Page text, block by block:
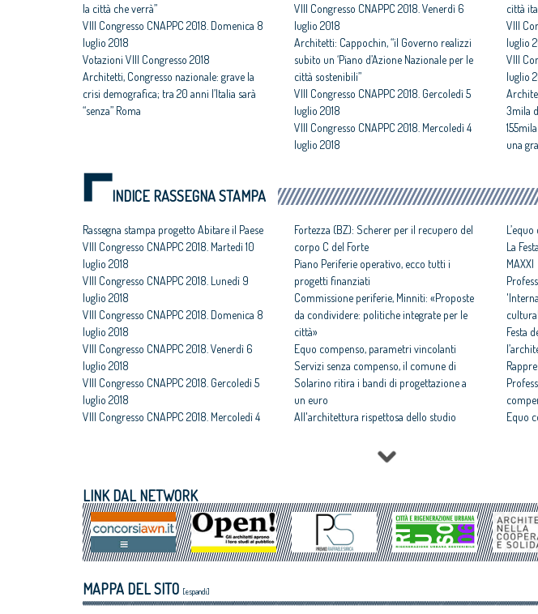
la città che verrà”
VIII Congresso CNAPPC 2018. Domenica 8
luglio 2018
Votazioni VIII Congresso 2018
Architetti, Congresso nazionale: grave la
crisi demografica; tra 20 anni l’Italia sarà
“senza” Roma
VIII Congresso CNAPPC 2018. Venerdì 6
luglio 2018
Architetti: Cappochin, “il Governo realizzi
subito un ‘Piano d’Azione Nazionale per le
città sostenibili”
VIII Congresso CNAPPC 2018. Gercoledì 5
luglio 2018
VIII Congresso CNAPPC 2018. Mercoledì 4
luglio 2018
città
VIII
luglio
VIII
luglio
3mila
una
INDICE RASSEGNA STAMPA
Rassegna stampa progetto Abitare il Paese
VIII Congresso CNAPPC 2018. Martedì 10
luglio 2018
VIII Congresso CNAPPC 2018. Lunedì 9
luglio 2018
VIII Congresso CNAPPC 2018. Domenica 8
luglio 2018
VIII Congresso CNAPPC 2018. Venerdì 6
luglio 2018
VIII Congresso CNAPPC 2018. Gercoledì 5
luglio 2018
VIII Congresso CNAPPC 2018. Mercoledì 4
luglio 2018
Obbligo formativo, ancora sulla carta
crediti e sanzioni
Fortezza (BZ): Scherer per il recupero del
corpo C del Forte
Piano Periferie operativo, ecco tutti i
progetti finanziati
Commissione periferie, Minniti: «Proposte
da condividere: politiche integrate per le
città»
Equo compenso, parametri vincolanti
Servizi senza compenso, il comune di
Solarino ritira i bandi di progettazione a
un euro
All'architettura rispettosa dello studio
Assegnati premi Architetto italiano e
Equo compenso, il CNAPPC ricorre alla
Corte Europea dei Diritti dell’Uomo
Professioni: architetti, focus su
internazionalizzazione e innovazione
La
MAXXI
Festa
Equo
svilito
Mibact
LINK DAL NETWORK
MAPPA DEL SITO [espandi]